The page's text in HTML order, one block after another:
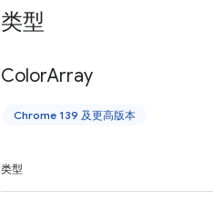
类型
ColorArray
Chrome 139 及更高版本
类型